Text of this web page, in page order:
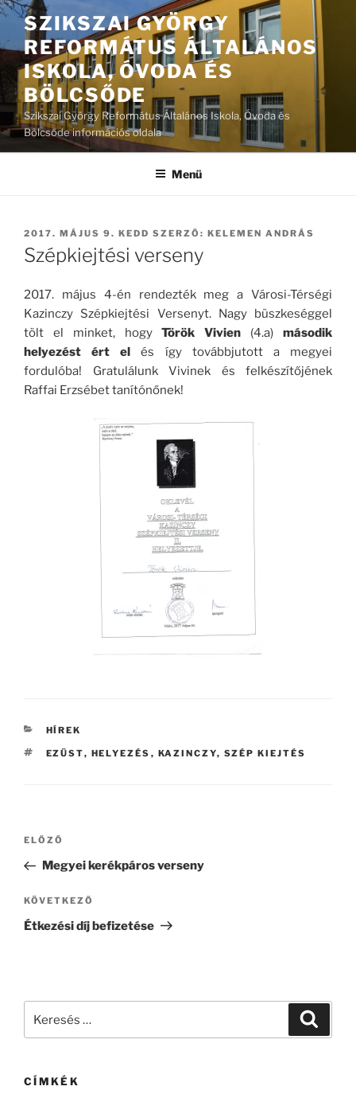
Tartalomhoz
SZIKSZAI GYÖRGY
REFORMÁTUS ÁLTALÁNOS
ISKOLA, ÓVODA ÉS
BÖLCSŐDE
Szikszai György Református Általános Iskola, Óvoda és
Bölcsőde információs oldala
Menü
BEKÜLDVE:
2017. MÁJUS 9. KEDD SZERZŐ: KELEMEN ANDRÁS
Szépkiejtési verseny
2017. május 4-én rendezték meg a Városi-Térségi
Kazinczy Szépkiejtési Versenyt. Nagy büszkeséggel
tölt el minket, hogyTörök Vivien (4.a)második
helyezést ért el és így továbbjutott a megyei
fordulóba! Gratulálunk Vivinek és felkészítőjének
Raffai Erzsébet tanítónőnek!
KATEGÓRIÁK
HÍREK
CÍMKÉK
EZÜST, HELYEZÉS , KAZINCZY, SZÉP KIEJTÉS
Bejegyzés
Korábbi
bejegyzés
ELŐZŐ
Megyei kerékpáros verseny
Következő
bejegyzés
KÖVETKEZŐ
Étkezési díj befizetése
CÍMKÉK